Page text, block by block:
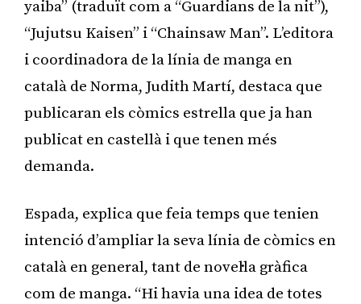
yaiba” (traduït com a “Guardians de la nit”),
“Jujutsu Kaisen” i “Chainsaw Man”. L’editora
i coordinadora de la línia de manga en
català de Norma, Judith Martí, destaca que
publicaran els còmics estrella que ja han
publicat en castellà i que tenen més
demanda.
Espada, explica que feia temps que tenien
intenció d’ampliar la seva línia de còmics en
català en general, tant de novel·la gràfica
com de manga. “Hi havia una idea de totes